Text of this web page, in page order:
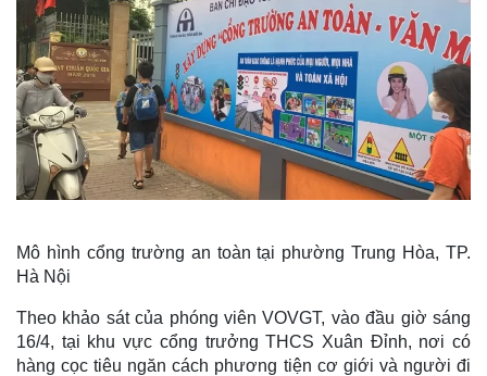
Mô hình cổng trường an toàn tại phường Trung Hòa, TP.
Hà Nội
Theo khảo sát của phóng viên VOVGT, vào đầu giờ sáng
16/4, tại khu vực cổng trưởng THCS Xuân Đỉnh, nơi có
hàng cọc tiêu ngăn cách phương tiện cơ giới và người đi